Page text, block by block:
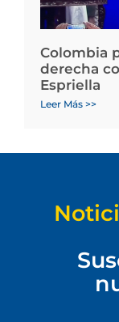
Colombia
derecha
Espriella
Leer Más >>